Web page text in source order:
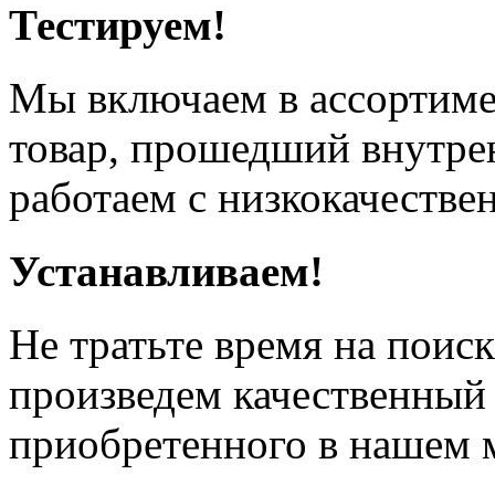
Тестируем!
Мы включаем в
товар, прошедший
работаем с
Устанавливаем!
Не тратьте время на
произведем
приобретенного в нашем